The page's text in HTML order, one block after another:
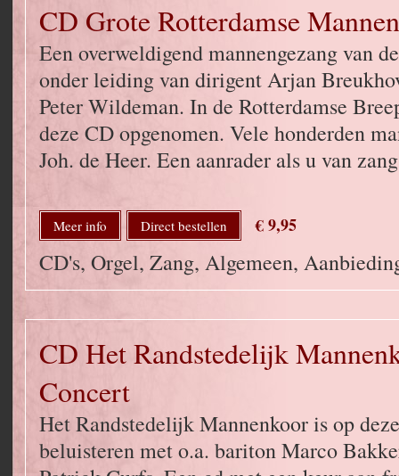
CD Grote Rotterdamse
Een overweldigend mannengezang van
onder leiding van dirigent Arjan
Peter Wildeman. In de Rotterdamse
deze CD opgenomen. Vele honderden
Joh. de Heer. Een aanrader als u van
Meer info Direct bestellen € 9,95
CD's, Orgel, Zang, Algemeen,
CD Het Randstedelijk
Concert
Het Randstedelijk Mannenkoor is op
beluisteren met o.a. bariton Marco